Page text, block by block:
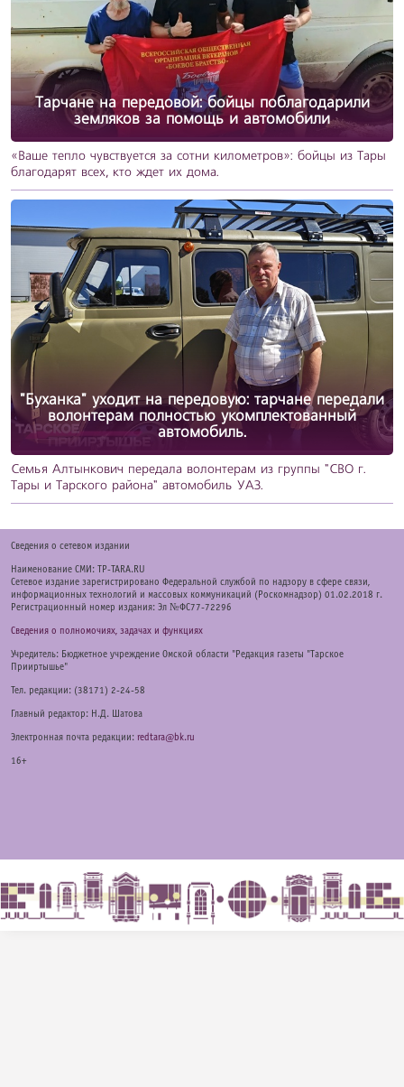
Тарчане на передовой: бойцы поблагодарили
земляков за помощь и автомобили
«Ваше тепло чувствуется за сотни километров»: бойцы из Тары
благодарят всех, кто ждет их дома.
"Буханка" уходит на передовую: тарчане передали
волонтерам полностью укомплектованный
автомобиль.
Семья Алтынкович передала волонтерам из группы "СВО г.
Тары и Тарского района" автомобиль УАЗ.
Cведения о сетевом издании
Наименование СМИ: TP-TARA.RU
Сетевое издание зарегистрировано Федеральной службой по надзору в сфере связи,
информационных технологий и массовых коммуникаций (Роскомнадзор) 01.02.2018 г.
Регистрационный номер издания: Эл №ФС77-72296
Сведения о полномочиях, задачах и функциях
Учредитель: Бюджетное учреждение Омской области "Редакция газеты "Тарское
Прииртышье"
Тел. редакции: (38171) 2-24-58
Главный редактор: Н.Д. Шатова
Электронная почта редакции: redtara@bk.ru
16+